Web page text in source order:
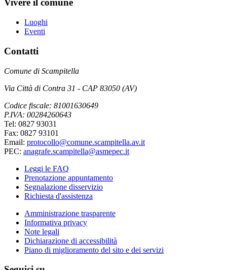
Vivere il comune
Luoghi
Eventi
Contatti
Comune di Scampitella
Via Città di Contra 31 - CAP 83050 (AV)
Codice fiscale: 81001630649
P.IVA: 00284260643
Tel: 0827 93031
Fax: 0827 93101
Email: protocollo@comune.scampitella.av.it
PEC: anagrafe.scampitella@asmepec.it
Leggi le FAQ
Prenotazione appuntamento
Segnalazione disservizio
Richiesta d'assistenza
Amministrazione trasparente
Informativa privacy
Note legali
Dichiarazione di accessibilità
Piano di miglioramento del sito e dei servizi